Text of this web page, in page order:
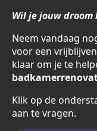
Wil je jouw
Neem vandaag
voor een
klaar om je te
Klik op de
aan te vragen.